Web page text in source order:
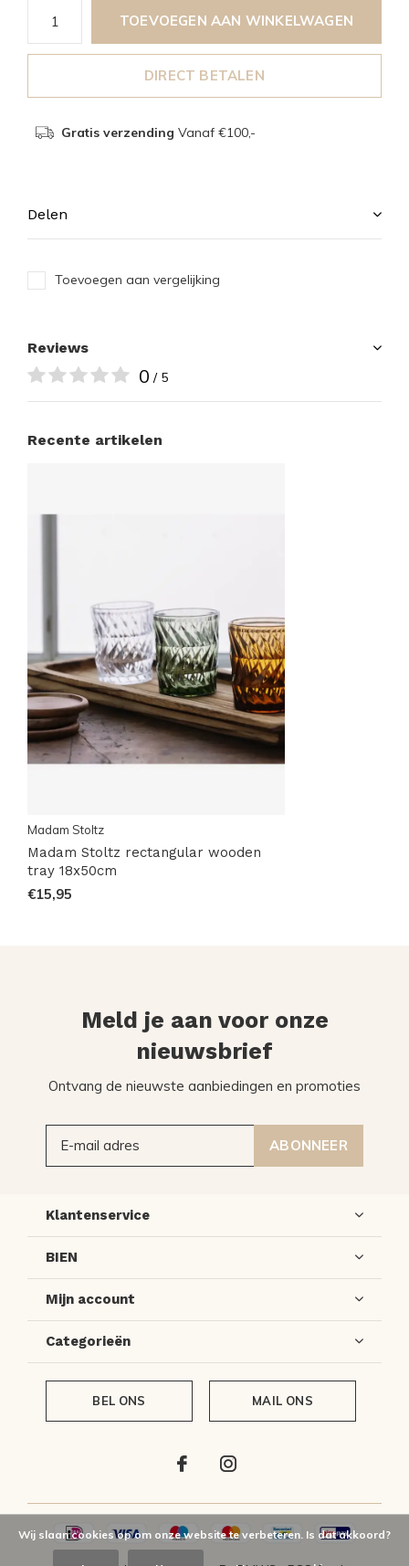
TOEVOEGEN AAN WINKELWAGEN
DIRECT BETALEN
Gratis verzending Vanaf €100,-
Delen
Toevoegen aan vergelijking
Reviews
0 / 5
Recente artikelen
Madam Stoltz
Madam Stoltz rectangular wooden
tray 18x50cm
€15,95
Meld je aan voor onze
nieuwsbrief
Ontvang de nieuwste aanbiedingen en promoties
ABONNEER
Klantenservice
BIEN
Mijn account
Categorieën
BEL ONS MAIL ONS
Wij slaan cookies op om onze website te verbeteren. Is dat akkoord?